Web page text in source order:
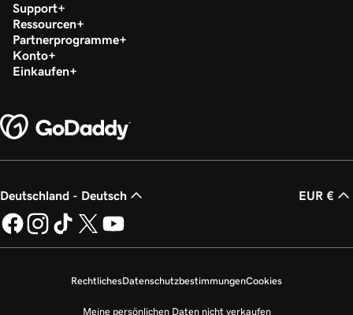
Support
Ressourcen
Partnerprogramme
Konto
Einkaufen
Deutschland - Deutsch EUR €
RechtlichesDatenschutzbestimmungenCookies
Meine persönlichen Daten nicht verkaufen